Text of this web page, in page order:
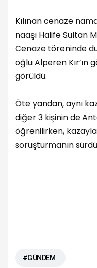
Kılınan cenaze
naaşı Halife Sultan
Cenaze töreninde
oğlu Alperen Kır’ın
görüldü.
Öte yandan, aynı
diğer 3 kişinin de
öğrenilirken,
soruşturmanın
#GÜNDEM